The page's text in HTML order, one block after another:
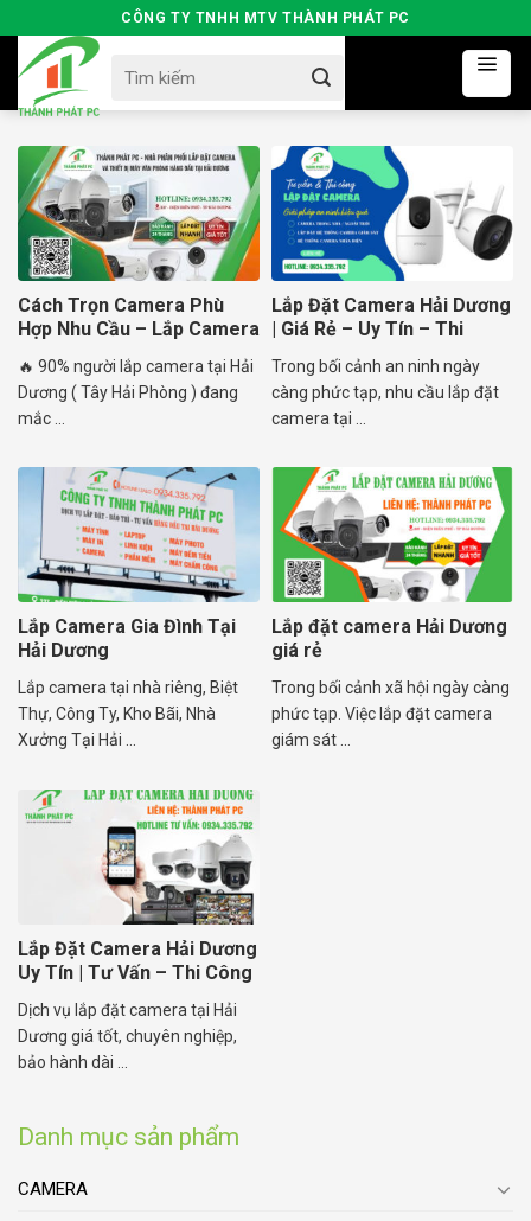
to
content
CÔNG TY TNHH MTV THÀNH PHÁT PC
for:
Danh mục sản phẩm
CAMERA
Cách Trọn Camera Phù
Hợp Nhu Cầu – Lắp Camera
🔥 90% người lắp camera tại Hải
Dương ( Tây Hải Phòng ) đang
mắc ...
Lắp Đặt Camera Hải Dương
| Giá Rẻ – Uy Tín – Thi
Công Nhanh
Trong bối cảnh an ninh ngày
càng phức tạp, nhu cầu lắp đặt
camera tại ...
Lắp Camera Gia Đình Tại
Hải Dương
Lắp camera tại nhà riêng, Biệt
Thự, Công Ty, Kho Bãi, Nhà
Xưởng Tại Hải ...
Lắp đặt camera Hải Dương
giá rẻ
Trong bối cảnh xã hội ngày càng
phức tạp. Việc lắp đặt camera
giám sát ...
Lắp Đặt Camera Hải Dương
Uy Tín | Tư Vấn – Thi Công
Trọn Gói
Dịch vụ lắp đặt camera tại Hải
Dương giá tốt, chuyên nghiệp,
bảo hành dài ...